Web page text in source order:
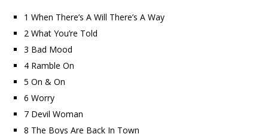
1 When There’s A Will There’s A Way
2 What You’re Told
3 Bad Mood
4 Ramble On
5 On & On
6 Worry
7 Devil Woman
8 The Boys Are Back In Town